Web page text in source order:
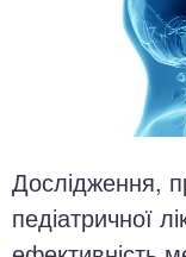
Дослідження,
педіатричної